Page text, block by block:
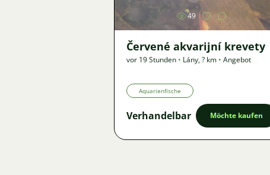
49
Červené akvarijní krevety
vor 19 Stunden • Lány,? km • Angebot
Aquarienfische
Verhandelbar Möchte kaufen